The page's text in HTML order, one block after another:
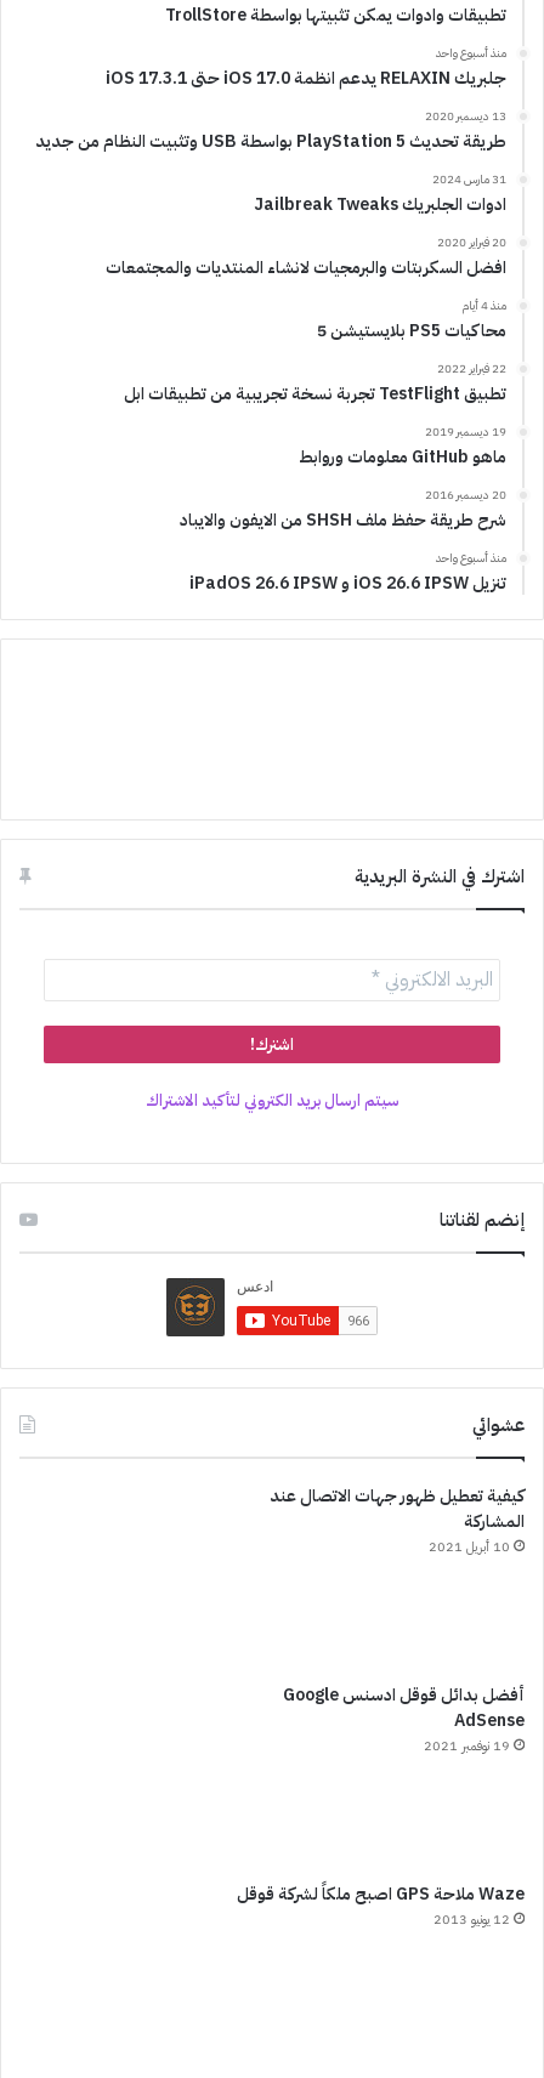
تطبيقات وادوات يمكن تثبيتها بواسطة TrollStore
منذ أسبوع واحد
جلبريك RELAXIN يدعم انظمة iOS 17.0 حتى iOS 17.3.1
13 ديسمبر 2020
طريقة تحديث PlayStation 5 بواسطة USB وتثبيت النظام من جديد
31 مارس 2024
ادوات الجلبريك Jailbreak Tweaks
20 فبراير 2020
افضل السكربتات والبرمجيات لانشاء المنتديات والمجتمعات
منذ 4 أيام
محاكيات PS5 بلايستيشن 5
22 فبراير 2022
تطبيق TestFlight تجربة نسخة تجريبية من تطبيقات ابل
19 ديسمبر 2019
ماهو GitHub معلومات وروابط
20 ديسمبر 2016
شرح طريقة حفظ ملف SHSH من الايفون والايباد
منذ أسبوع واحد
تنزيل iOS 26.6 IPSW و iPadOS 26.6 IPSW
اشترك في النشرة البريدية
سيتم ارسال بريد الكتروني لتأكيد الاشتراك
إنضم لقناتنا
عشوائي
كيفية تعطيل ظهور جهات الاتصال عند
المشاركة
10 أبريل 2021
أفضل بدائل قوقل ادسنس Google
AdSense
19 نوفمبر 2021
Waze ملاحة GPS اصبح ملكاً لشركة قوقل
12 يونيو 2013